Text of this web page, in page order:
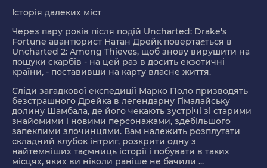
Історія далеких міст
Через пару років після подій Uncharted: Drake's
Fortune авантюрист Натан Дрейк повертається в
Uncharted 2: Among Thieves, щоб знову вирушити на
пошуки скарбів - на цей раз в досить екзотичні
країни, - поставивши на карту власне життя.
Сліди загадкової експедиції Марко Поло призводять
безстрашного Дрейка в легендарну Гімалайську
долину Шамбала, де його чекають зустрічі зі старими
знайомими і новими персонажами, здебільшого
запеклими злочинцями. Вам належить розплутати
складний клубок інтриг, розкрити одну з
найтемніших таємниць історії і побувати в таких
місцях, яких ви ніколи раніше не бачили ...